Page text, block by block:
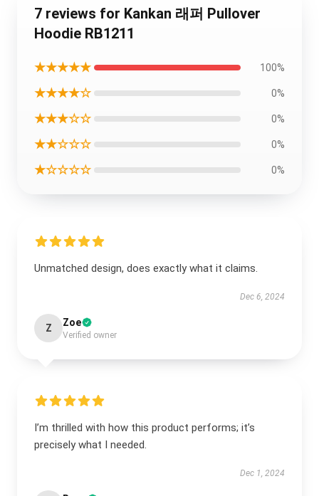
7 reviews for Kankan 래퍼 Pullover
Hoodie RB1211
★★★★★ 100%
★★★★☆ 0%
★★★☆☆ 0%
★★☆☆☆ 0%
★☆☆☆☆ 0%
Unmatched design, does exactly what it claims.
Dec 6, 2024
Z Zoe
Verified owner
I’m thrilled with how this product performs; it’s
precisely what I needed.
Dec 1, 2024